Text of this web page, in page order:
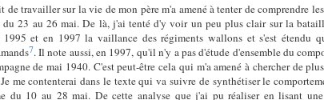
de travailler sur la vie de mon père m'a amené à tenter de comprendre
23 au 26 mai. De là, j'ai tenté d'y voir un peu plus clair sur la
1995 et en 1997 la vaillance des régiments wallons et s'est étendu
7. Il note aussi, en 1997, qu'il n'y a pas d'étude d'ensemble du
de mai 1940. C'est peut-être cela qui m'a amené à chercher de
me contenterai dans le texte qui va suivre de synthétiser le
du 10 au 28 mai. De cette analyse que j'ai pu réaliser en lisant